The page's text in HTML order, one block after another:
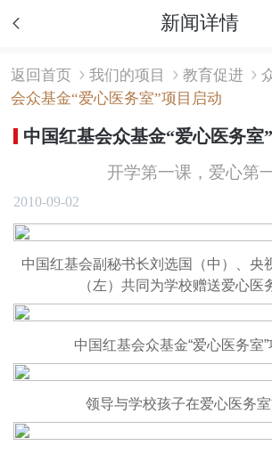
新闻详情
返回首页 我们的项目 教育促进
会众基金“爱心医务室”项目启动
中国红基会众基金“爱心医务室
开学第一课，爱心第
2010-09-02
中国红基会副秘书长刘选国（中）、央
（左）共同为学校赠送爱心医
中国红基会众基金“爱心医务室
领导与学校孩子在爱心医务